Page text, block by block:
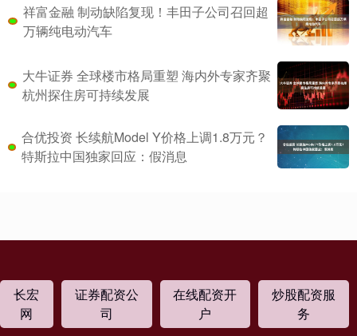
祥富金融 制动缺陷复现！丰田子公司召回超
万辆纯电动汽车
大牛证券 全球楼市格局重塑 海内外专家齐聚
杭州探住房可持续发展
合优投资 长续航Model Y价格上调1.8万元？
特斯拉中国独家回应：假消息
长宏
网
证券配资公
司
在线配资开
户
炒股配资服
务